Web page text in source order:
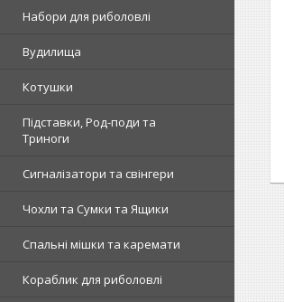
Набори для риболовлі
Вудилища
Котушки
Підставки, Род-поди та
Триноги
Сигналізатори та свінгери
Чохли та Сумки та Ящики
Спальні мішки та каремати
Кораблик для риболовлі